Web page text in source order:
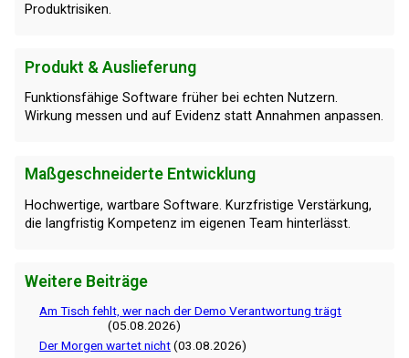
Produktrisiken.
Produkt & Auslieferung
Funktionsfähige Software früher bei echten Nutzern.
Wirkung messen und auf Evidenz statt Annahmen anpassen.
Maßgeschneiderte Entwicklung
Hochwertige, wartbare Software. Kurzfristige Verstärkung,
die langfristig Kompetenz im eigenen Team hinterlässt.
Weitere Beiträge
Am Tisch fehlt, wer nach der Demo Verantwortung trägt
(05.08.2026)
Der Morgen wartet nicht(03.08.2026)